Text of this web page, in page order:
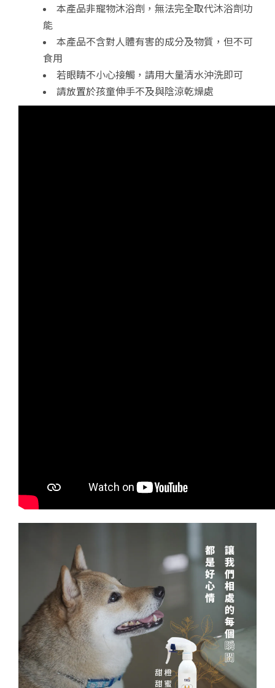
本產品非寵物沐浴劑，無法完全取代沐浴劑功
能
本產品不含對人體有害的成分及物質，但不可
食用
若眼睛不小心接觸，請用大量清水沖洗即可
請放置於孩童伸手不及與陰涼乾燥處